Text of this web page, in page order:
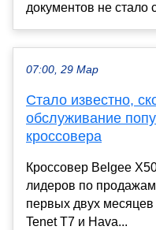
документов не стало
07:00, 29 Мар
Стало известно,
обслуживание
кроссовера
Кроссовер Belgee
лидеров по
первых двух месяцев
Tenet T7 и Hava...